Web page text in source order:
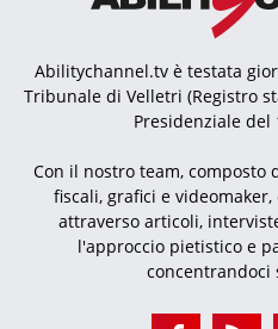
Abilitychannel.tv è testata
Tribunale di Velletri (Registro
Presidenziale del
Con il nostro team, composto
fiscali, grafici e
attraverso articoli,
l'approccio pietistico e
concentrandoci